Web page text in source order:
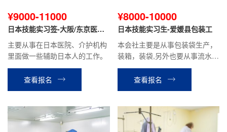
¥9000-11000
日本技能实习签-大阪/东京医院
护理
主要从事在日本医院、介护机构
里面做一些辅助日本人的工作。
查看报名
¥8000-10000
日本技能实习生-爱媛县包装工
本会社主要是从事包装袋生产，
装箱，装袋,另外也要从事流水线
的工作，性质站立工作。
查看报名